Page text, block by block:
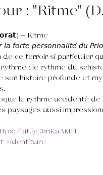
: "Ritme"
- Ritme
𝘧𝘰𝘳𝘵𝘦 𝘱𝘦𝘳𝘴𝘰𝘯𝘯𝘢𝘭𝘪𝘵𝘦́ 𝘥𝘶
ce terroir si particulier
: le rythme du
son histoire profonde et
le rythme accidenté
paysages aussi
bit.ly/3mKaAMH
#identitaire